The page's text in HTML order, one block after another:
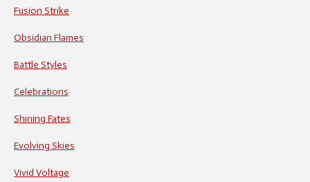
Fusion Strike
Obsidian Flames
Battle Styles
Celebrations
Shining Fates
Evolving Skies
Vivid Voltage